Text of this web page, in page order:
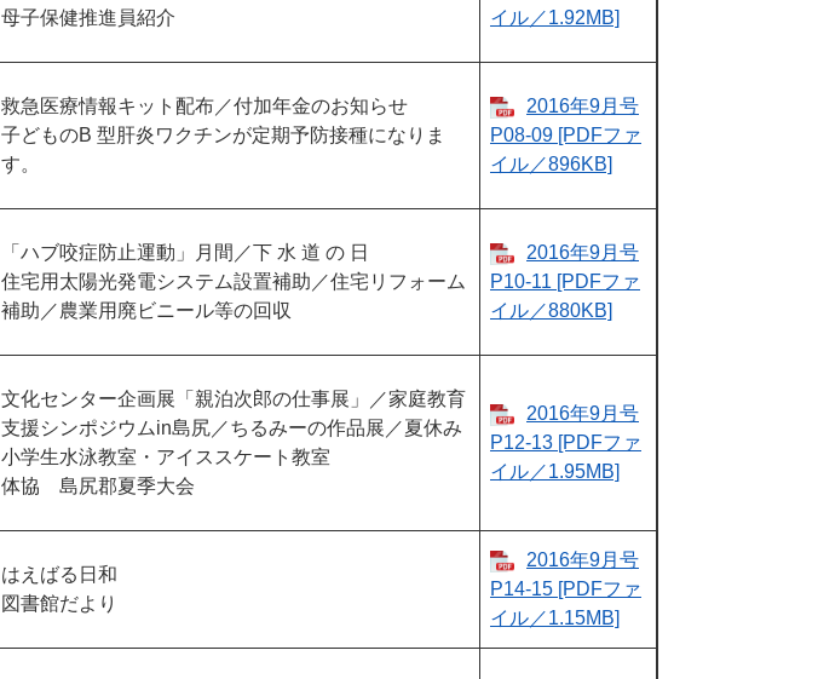
母子保健推進員紹介
イル／1.92MB]
救急医療情報キット配布／付加年金のお知らせ
子どものB 型肝炎ワクチンが定期予防接種になりま
す。
2016年9月号
P08-09 [PDFファ
イル／896KB]
「ハブ咬症防止運動」月間／下 水 道 の 日
住宅用太陽光発電システム設置補助／住宅リフォーム
補助／農業用廃ビニール等の回収
2016年9月号
P10-11​​​ [PDFファ
イル／880KB]
文化センター企画展「親泊次郎の仕事展」／家庭教育
支援シンポジウムin島尻／ちるみーの作品展／夏休み
小学生水泳教室・アイススケート教室
体協 島尻郡夏季大会
2016年9月号
P12-13​​​ [PDFファ
イル／1.95MB]
はえばる日和
図書館だより
2016年9月号
P14-15​​​ [PDFファ
イル／1.15MB]